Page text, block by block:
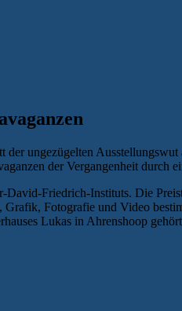
der ungezügelten
der Vergangenheit durch
David-Friedrich-Instituts. Die
Fotografie und Video
Lukas in Ahrenshoop